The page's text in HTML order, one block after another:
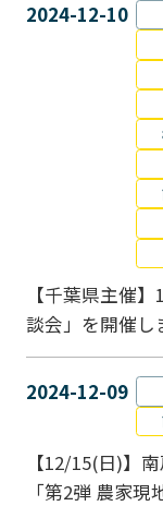
2024-12-10
【千葉県主催
談会」を開催し
2024-12-09
【12/15(日)】
「第2弾 農家